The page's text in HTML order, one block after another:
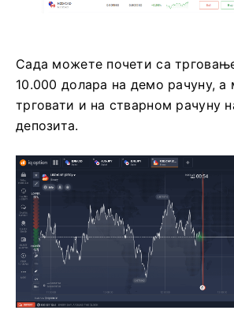
Сада можете почети са
10.000 долара на демо рачуну, а
трговати и на стварном рачуну
депозита.